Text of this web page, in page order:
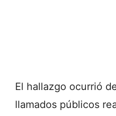
El hallazgo ocurrió
llamados públicos